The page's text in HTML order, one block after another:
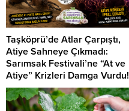
Taşköprü’de Atlar Çarpıştı,
Atiye Sahneye Çıkmadı:
Sarımsak Festivali’ne “At ve
Atiye” Krizleri Damga Vurdu!